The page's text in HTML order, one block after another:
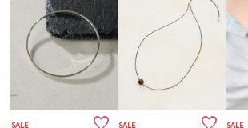
SALE SALE SALE